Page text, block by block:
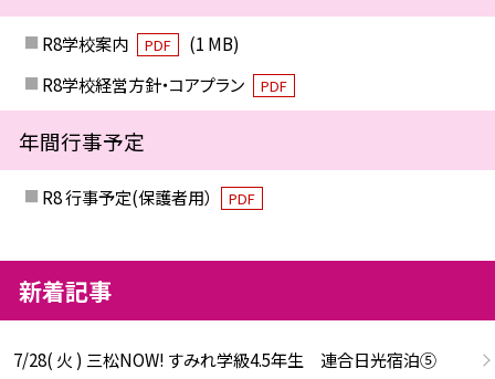
R8学校案内 PDF
(1 MB)
R8学校経営方針・コアプラン
PDF
年間行事予定
R8 行事予定(保護者用） PDF
新着記事
7/28( 火 ) 三松NOW! すみれ学級4.5年生 連合日光宿泊⑤